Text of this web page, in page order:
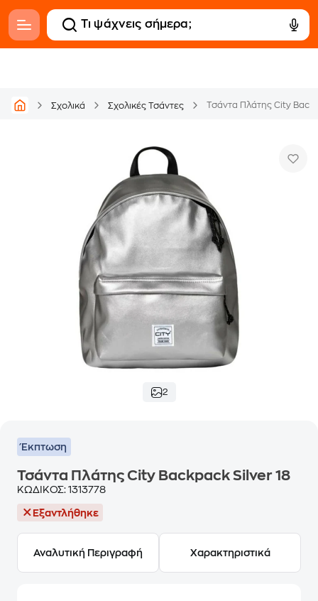
Σχολικά Σχολικές Τσάντες Τσάντα Πλάτης City
2
Έκπτωση
Τσάντα Πλάτης City Backpack Silver 18
ΚΩΔΙΚΟΣ: 1313778
Εξαντλήθηκε
Αναλυτική Περιγραφή Χαρακτηριστικά